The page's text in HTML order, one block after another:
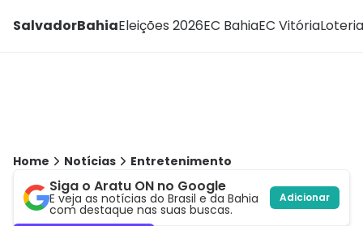
SalvadorBahiaEleições 2026EC BahiaEC Vitória
Home Notícias Entretenimento
Siga o Aratu ON no Google
E veja as notícias do Brasil e da Bahia
com destaque nas suas buscas.
Adicionar